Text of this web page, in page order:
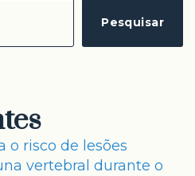
Pesquisar
o risco de lesões
vertebral durante o